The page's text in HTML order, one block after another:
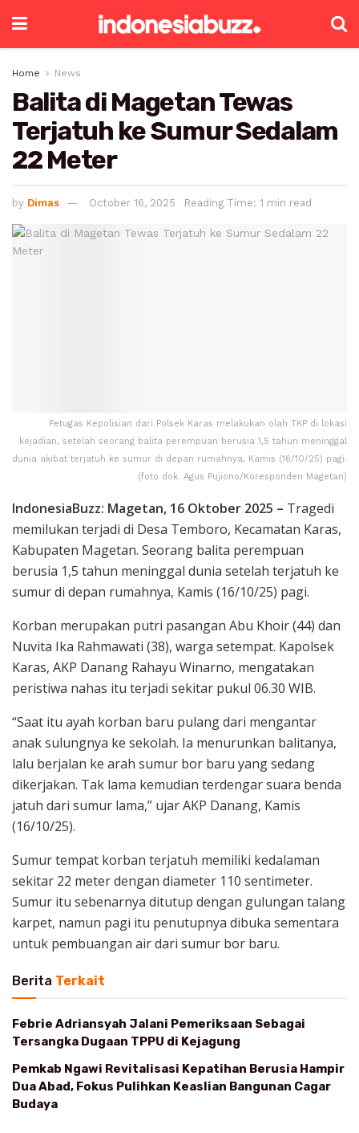
Home News
Balita di Magetan Tewas
Terjatuh ke Sumur Sedalam
22 Meter
by Dimas October 16, 2025 Reading Time: 1 min read
Petugas Kepolisian dari Polsek Karas melakukan olah TKP di lokasi
kejadian, setelah seorang balita perempuan berusia 1,5 tahun meninggal
dunia akibat terjatuh ke sumur di depan rumahnya, Kamis (16/10/25) pagi.
(foto dok. Agus Pujiono/Koresponden Magetan)
IndonesiaBuzz: Magetan, 16 Oktober 2025 – Tragedi
memilukan terjadi di Desa Temboro, Kecamatan Karas,
Kabupaten Magetan. Seorang balita perempuan
berusia 1,5 tahun meninggal dunia setelah terjatuh ke
sumur di depan rumahnya, Kamis (16/10/25) pagi.
Korban merupakan putri pasangan Abu Khoir (44) dan
Nuvita Ika Rahmawati (38), warga setempat. Kapolsek
Karas, AKP Danang Rahayu Winarno, mengatakan
peristiwa nahas itu terjadi sekitar pukul 06.30 WIB.
“Saat itu ayah korban baru pulang dari mengantar
anak sulungnya ke sekolah. Ia menurunkan balitanya,
lalu berjalan ke arah sumur bor baru yang sedang
dikerjakan. Tak lama kemudian terdengar suara benda
jatuh dari sumur lama,” ujar AKP Danang, Kamis
(16/10/25).
Sumur tempat korban terjatuh memiliki kedalaman
sekitar 22 meter dengan diameter 110 sentimeter.
Sumur itu sebenarnya ditutup dengan gulungan talang
karpet, namun pagi itu penutupnya dibuka sementara
untuk pembuangan air dari sumur bor baru.
Berita Terkait
Febrie Adriansyah Jalani Pemeriksaan Sebagai
Tersangka Dugaan TPPU di Kejagung
Pemkab Ngawi Revitalisasi Kepatihan Berusia Hampir
Dua Abad, Fokus Pulihkan Keaslian Bangunan Cagar
Budaya